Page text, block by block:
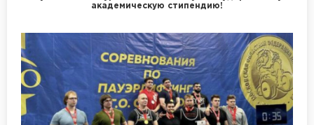
академическую стипендию!